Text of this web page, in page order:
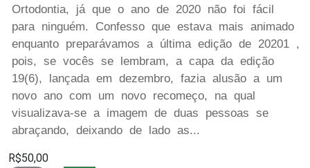
Ortodontia, já que o ano de 2020 não foi fácil
para ninguém. Confesso que estava mais animado
enquanto preparávamos a última edição de 20201 ,
pois, se vocês se lembram, a capa da edição
19(6), lançada em dezembro, fazia alusão a um
novo ano com um novo recomeço, na qual
visualizava-se a imagem de duas pessoas se
abraçando, deixando de lado as...
R$50,00